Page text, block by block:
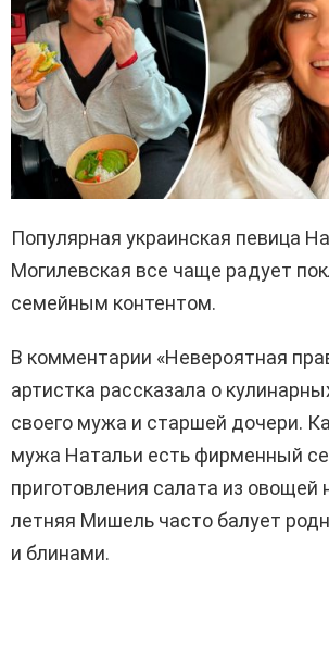
Популярная украинская певица
Могилевская все чаще радует
семейным контентом.
В комментарии «Невероятная
артистка рассказала о
своего мужа и старшей дочери.
мужа Натальи есть фирменный
приготовления салата из овощей
летняя Мишель часто балует
и блинами.